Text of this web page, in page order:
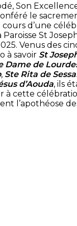
Son
le
d’une
St
Venus des
à savoir St
Dame de
, Ste Rita de
d’Aouda, ils
à cette
l’apothéose